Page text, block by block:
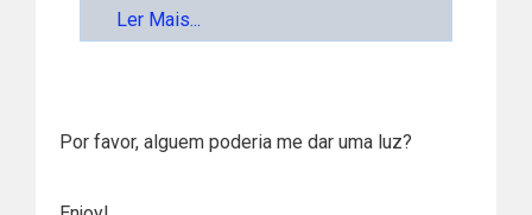
O objetivo da problemática é FAZER
UMA FUNÇÃO QUE RECEBA UM
A forma que eu tentei realizar o
Ler Mais...
Por favor, alguem poderia me dar uma luz?